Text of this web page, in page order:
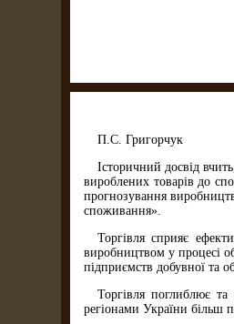
П.С. Григорчук
Історичний досвід
вироблених товарів до
прогнозування
споживання».
Торгівля сприяє
виробництвом у процесі
підприємств добувної та
Торгівля поглиблює та
регіонами України більш